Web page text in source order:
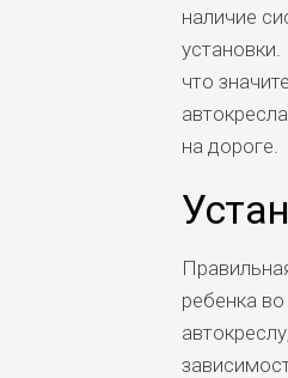
наличие
что
на дороге.
ребенка